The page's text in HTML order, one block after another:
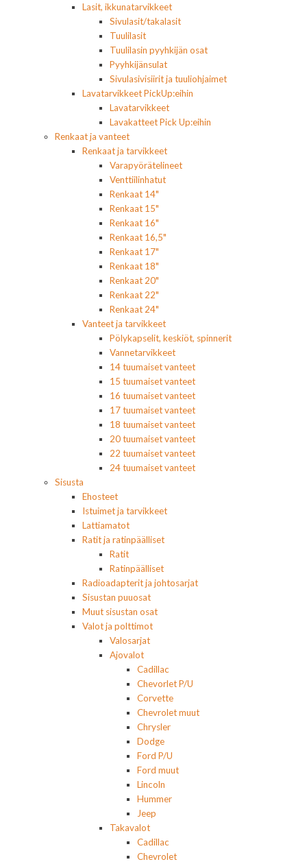
Lasit, ikkunatarvikkeet
Sivulasit/takalasit
Tuulilasit
Tuulilasin pyyhkijän osat
Pyyhkijänsulat
Sivulasivisiirit ja tuuliohjaimet
Lavatarvikkeet PickUp:eihin
Lavatarvikkeet
Lavakatteet Pick Up:eihin
Renkaat ja vanteet
Renkaat ja tarvikkeet
Varapyörätelineet
Venttiilinhatut
Renkaat 14"
Renkaat 15"
Renkaat 16"
Renkaat 16,5"
Renkaat 17"
Renkaat 18"
Renkaat 20"
Renkaat 22"
Renkaat 24"
Vanteet ja tarvikkeet
Pölykapselit, keskiöt, spinnerit
Vannetarvikkeet
14 tuumaiset vanteet
15 tuumaiset vanteet
16 tuumaiset vanteet
17 tuumaiset vanteet
18 tuumaiset vanteet
20 tuumaiset vanteet
22 tuumaiset vanteet
24 tuumaiset vanteet
Sisusta
Ehosteet
Istuimet ja tarvikkeet
Lattiamatot
Ratit ja ratinpäälliset
Ratit
Ratinpäälliset
Radioadapterit ja johtosarjat
Sisustan puuosat
Muut sisustan osat
Valot ja polttimot
Valosarjat
Ajovalot
Cadillac
Chevorlet P/U
Corvette
Chevrolet muut
Chrysler
Dodge
Ford P/U
Ford muut
Lincoln
Hummer
Jeep
Takavalot
Cadillac
Chevrolet